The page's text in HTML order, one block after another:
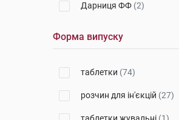
Дарниця ФФ (2)
Такеда Фарма(1)
Польфарма(2)
Індар(2)
Форма випуску
таблетки (74)
розчин для ін'єкцій (27)